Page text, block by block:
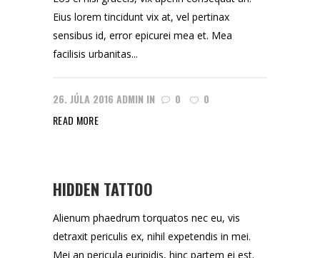
Eius lorem tincidunt vix at, vel pertinax
sensibus id, error epicurei mea et. Mea
facilisis urbanitas...
26. JÚLA 2016 ADMIN IN 0
0
READ MORE
HIDDEN TATTOO
Alienum phaedrum torquatos nec eu, vis
detraxit periculis ex, nihil expetendis in mei.
Mei an pericula euripidis, hinc partem ei est.